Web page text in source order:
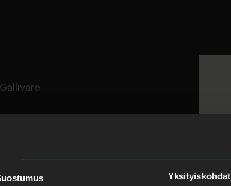
Yksityiskohdat